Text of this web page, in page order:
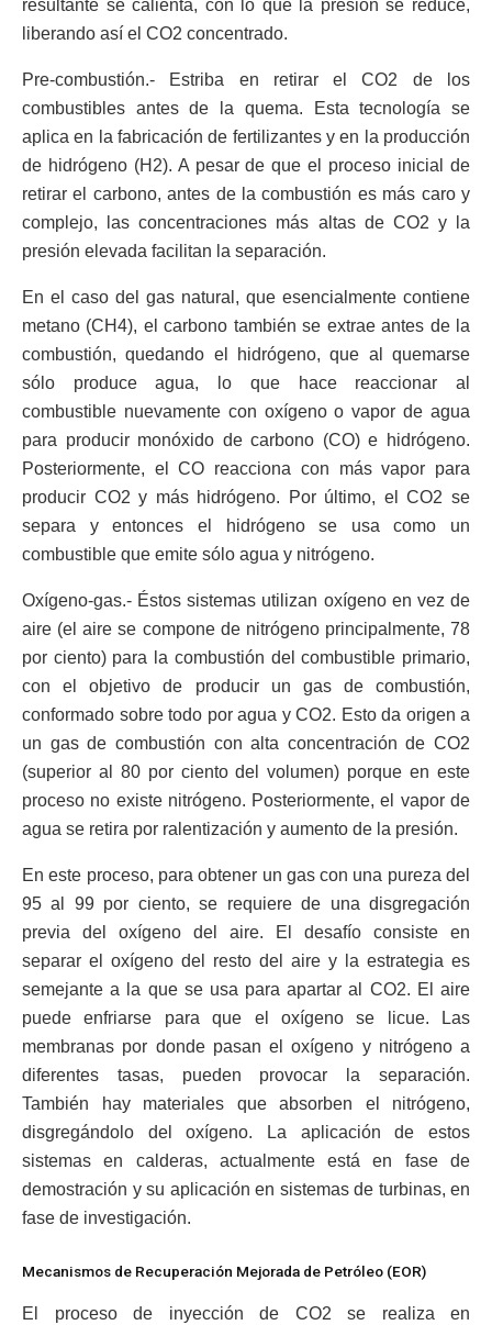
resultante se calienta, con lo que la presión se reduce,
liberando así el CO2 concentrado.
Pre-combustión.- Estriba en retirar el CO2 de los
combustibles antes de la quema. Esta tecnología se
aplica en la fabricación de fertilizantes y en la producción
de hidrógeno (H2). A pesar de que el proceso inicial de
retirar el carbono, antes de la combustión es más caro y
complejo, las concentraciones más altas de CO2 y la
presión elevada facilitan la separación.
En el caso del gas natural, que esencialmente contiene
metano (CH4), el carbono también se extrae antes de la
combustión, quedando el hidrógeno, que al quemarse
sólo produce agua, lo que hace reaccionar al
combustible nuevamente con oxígeno o vapor de agua
para producir monóxido de carbono (CO) e hidrógeno.
Posteriormente, el CO reacciona con más vapor para
producir CO2 y más hidrógeno. Por último, el CO2 se
separa y entonces el hidrógeno se usa como un
combustible que emite sólo agua y nitrógeno.
Oxígeno-gas.- Éstos sistemas utilizan oxígeno en vez de
aire (el aire se compone de nitrógeno principalmente, 78
por ciento) para la combustión del combustible primario,
con el objetivo de producir un gas de combustión,
conformado sobre todo por agua y CO2. Esto da origen a
un gas de combustión con alta concentración de CO2
(superior al 80 por ciento del volumen) porque en este
proceso no existe nitrógeno. Posteriormente, el vapor de
agua se retira por ralentización y aumento de la presión.
En este proceso, para obtener un gas con una pureza del
95 al 99 por ciento, se requiere de una disgregación
previa del oxígeno del aire. El desafío consiste en
separar el oxígeno del resto del aire y la estrategia es
semejante a la que se usa para apartar al CO2. El aire
puede enfriarse para que el oxígeno se licue. Las
membranas por donde pasan el oxígeno y nitrógeno a
diferentes tasas, pueden provocar la separación.
También hay materiales que absorben el nitrógeno,
disgregándolo del oxígeno. La aplicación de estos
sistemas en calderas, actualmente está en fase de
demostración y su aplicación en sistemas de turbinas, en
fase de investigación.
Mecanismos de Recuperación Mejorada de Petróleo (EOR)
El proceso de inyección de CO2 se realiza en